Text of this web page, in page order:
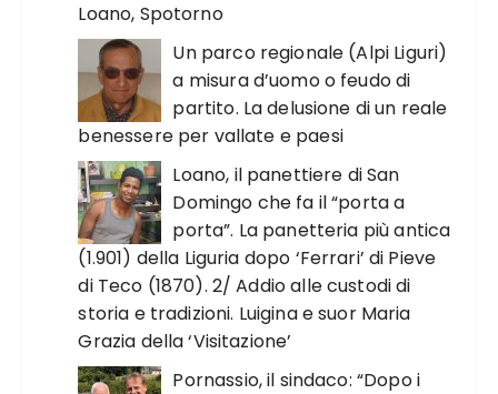
Loano, Spotorno
Un parco regionale (Alpi Liguri)
a misura d’uomo o feudo di
partito. La delusione di un reale
benessere per vallate e paesi
Loano, il panettiere di San
Domingo che fa il “porta a
porta”. La panetteria più antica
(1.901) della Liguria dopo ‘Ferrari’ di Pieve
di Teco (1870). 2/ Addio alle custodi di
storia e tradizioni. Luigina e suor Maria
Grazia della ‘Visitazione’
Pornassio, il sindaco: “Dopo i